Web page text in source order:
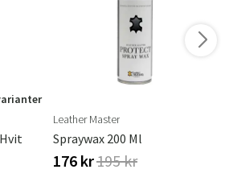
Leather Master
Spraywax 200 Ml
176 kr195 kr